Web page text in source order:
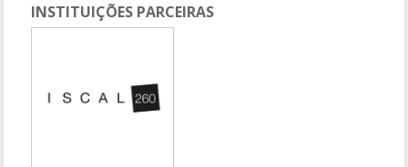
INSTITUIÇÕES PARCEIRAS